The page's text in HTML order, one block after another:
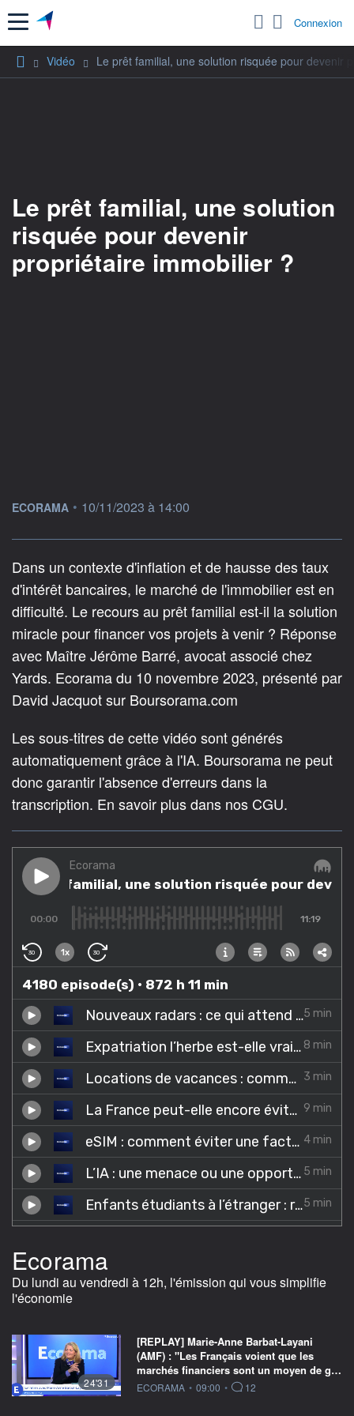
Menu Connexion
Vidéo Le prêt familial, une solution risquée pour devenir
Le prêt familial, une solution
risquée pour devenir
propriétaire immobilier ?
information fournie par
ECORAMA • 10/11/2023 à 14:00
Dans un contexte d'inflation et de hausse des taux
d'intérêt bancaires, le marché de l'immobilier est en
difficulté. Le recours au prêt familial est-il la solution
miracle pour financer vos projets à venir ? Réponse
avec Maître Jérôme Barré, avocat associé chez
Yards. Ecorama du 10 novembre 2023, présenté par
David Jacquot sur Boursorama.com
Les sous-titres de cette vidéo sont générés
automatiquement grâce à l'IA. Boursorama ne peut
donc garantir l'absence d'erreurs dans la
transcription. En savoir plus dans nos CGU.
Ecorama
Du lundi au vendredi à 12h, l'émission qui vous simplifie
l'économie
24'31
[REPLAY] Marie-Anne Barbat-Layani
(AMF) : "Les Français voient que les
marchés financiers sont un moyen de g…
information fournie par
ECORAMA • 09:00 • 12